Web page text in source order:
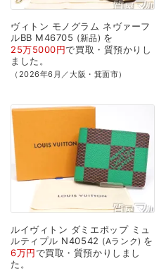
ヴィトン モノグラム ネヴァーフ
ルBB M46705 新品
を
25万5000円で買取・質預かり し
ました。
（2026年6月／大阪・箕面市）
ルイヴィトン ダミエポップミュ
ルティプル N40542 Aランク を
6万円で買取・質預かり しまし
た。